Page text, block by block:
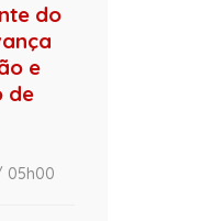
do
e
de
05h00